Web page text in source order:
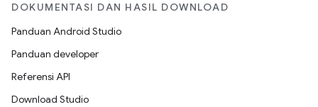
DOKUMENTASI DAN HASIL DOWNLOAD
Panduan Android Studio
Panduan developer
Referensi API
Download Studio